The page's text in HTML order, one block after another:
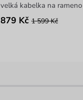
velká kabelka na rameno
879 Kč 1 599 Kč